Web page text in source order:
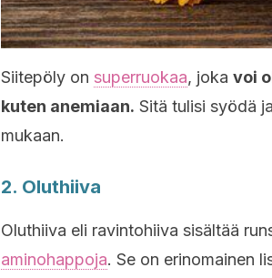
Siitepöly on superruokaa, joka voi
kuten anemiaan. Sitä tulisi syödä
mukaan.
2. Oluthiiva
Oluthiiva eli ravintohiiva sisältää
aminohappoja. Se on erinomainen